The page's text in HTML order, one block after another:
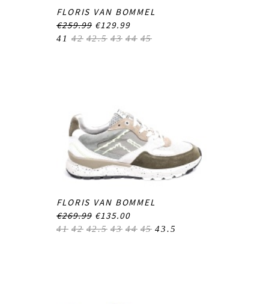
FLORIS VAN BOMMEL
€259.99 €129.99
41 42 42.5 43 44 45
FLORIS VAN BOMMEL
€269.99 €135.00
41 42 42.5 43 44 45 43.5